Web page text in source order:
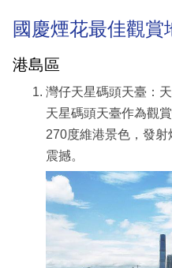
國慶煙花最佳觀賞
港島區
灣仔天星碼頭天臺：
天星碼頭天臺作為觀
270度維港景色，發
震撼。